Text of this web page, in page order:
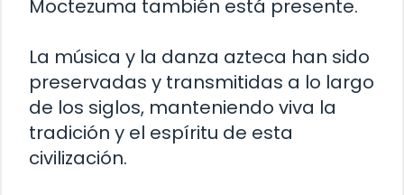
Moctezuma también está presente.
La música y la danza azteca han sido
preservadas y transmitidas a lo largo
de los siglos, manteniendo viva la
tradición y el espíritu de esta
civilización.